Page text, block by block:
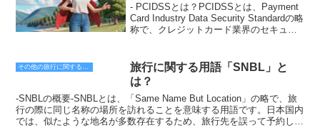
- PCIDSSとは？PCIDSSとは、Payment
Card Industry Data Security Standardの略
称で、クレジットカード業界のセキュリ
ド情報を扱う企業や組織が遵守すること
が求められています。PCIDSSは、クレ
ジットカード業界の主要なプレイヤーで
あるVisa、MasterCard、American
Express、Discover、JCBの5社によって
策定されました。最初のバージョンは
旅行に関する用語「SNBL」と
は？
-SNBLの概要-SNBLとは、「Same Name But Location」の略で、旅
行の際に同じ名称の場所を訪れることを意味する用語です。日本国内
では、似たような地名が多数存在するため、旅行先を誤って予約して